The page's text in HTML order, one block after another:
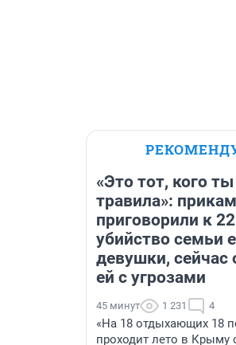
«Это тот, кого ты
травила»:
приговорили к
убийство семьи
девушки, сейчас
ей с угрозами
45 минут 1 231 4
«На 18 отдыхающих 18
проходит лето в Крыму